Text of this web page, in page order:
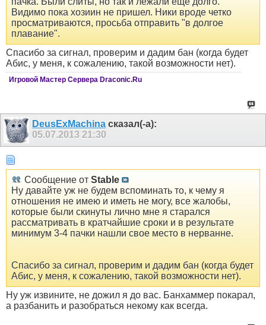
Видимо пока хозиин не пришел. Ники вроде четко
просматриваются, просьба отправить "в долгое
плавание".
Спасибо за сигнал, проверим и дадим бан (когда будет
Абис, у меня, к сожалению, такой возможности нет).
Игровой Мастер Сервера Draconic.Ru
DeusExMachina сказал(-а):
05.07.201321:30
Сообщение от Stable
Ну давайте уж не будем вспоминать то, к чему я
отношения не имею и иметь не могу, все жалобы,
которые были скинуты лично мне я старался
рассматривать в кратчайшие сроки и в результате
минимум 3-4 пачки нашли свое место в нерванне.
Спасибо за сигнал, проверим и дадим бан (когда будет
Абис, у меня, к сожалению, такой возможности нет).
Ну уж извините, не дожил я до вас. Банхаммер покарал,
а разбанить и разобраться некому как всегда.